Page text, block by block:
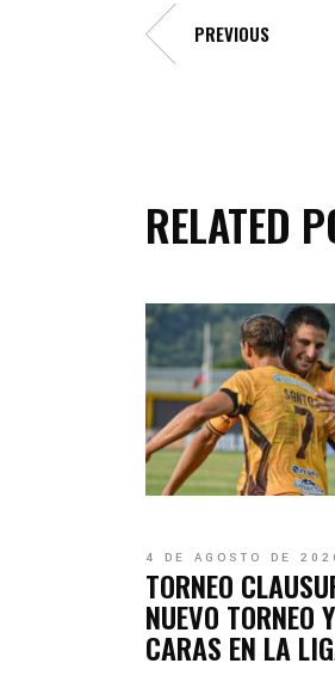
PREVIOUS
RELATED
4 DE AGOSTO DE
TORNEO
NUEVO TORNEO
CARAS EN LA